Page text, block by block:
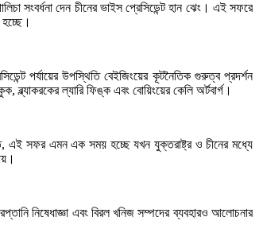
সংবর্ধনা দেন চীনের ভাইস প্রেসিডেন্ট হান ঝেং। এই সফরে
হচ্ছে।
পর্যায়ের উপস্থিতি বেইজিংয়ের কূটনৈতিক গুরুত্ব প্রদর্শন
ল্যারি ফিঙ্ক এবং বোয়িংয়ের কেলি অর্টবার্গ।
এই সফর এমন এক সময় হচ্ছে যখন যুক্তরাষ্ট্র ও চীনের মধ্যে
নিষেধাজ্ঞা এবং বিরল খনিজ সম্পদের ব্যবহারও আলোচনার